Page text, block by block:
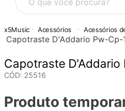
Acessórios Acessórios
Capotraste D'Addario Pw-Cp-
Capotraste
CÓD: 25516
Produto